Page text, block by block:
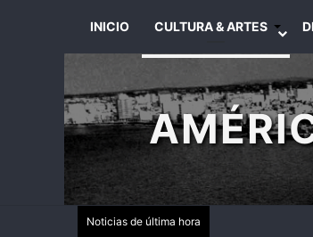
INICIO CULTURA & ARTES
Noticias de última hora